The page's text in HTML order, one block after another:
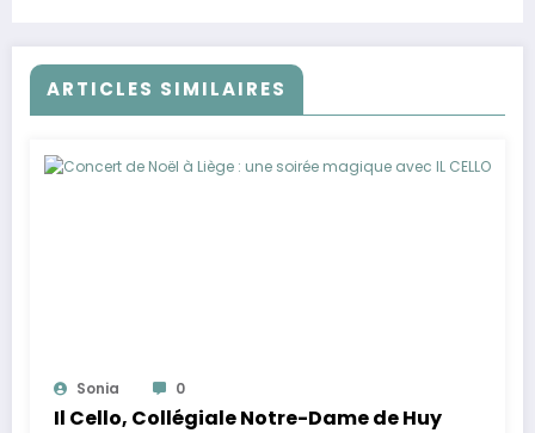
ARTICLES SIMILAIRES
Sonia 0
Il Cello, Collégiale Notre-Dame de Huy